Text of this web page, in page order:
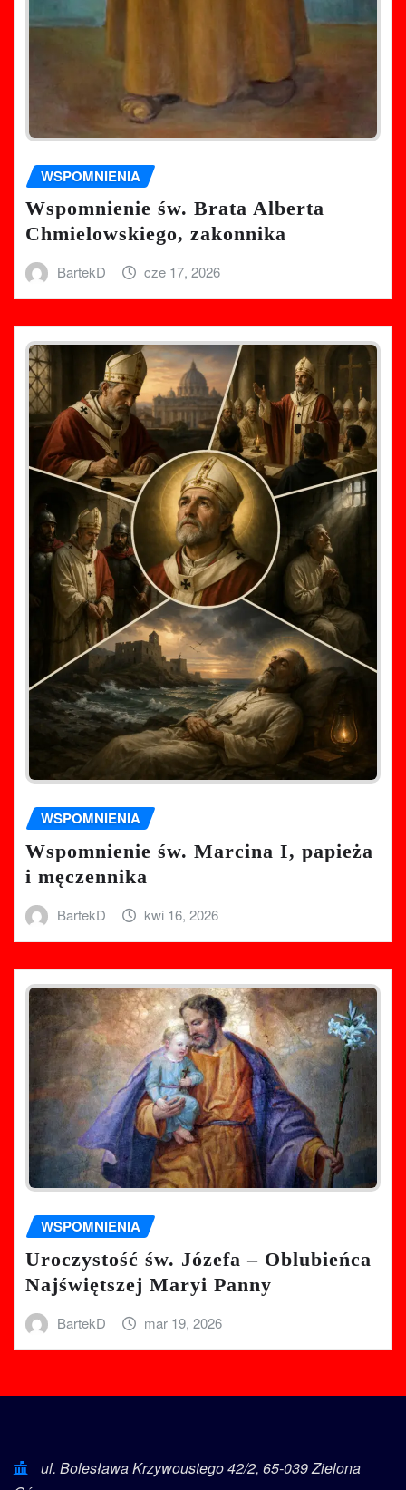
WSPOMNIENIA
Wspomnienie św. Brata Alberta
Chmielowskiego, zakonnika
BartekD cze 17, 2026
WSPOMNIENIA
Wspomnienie św. Marcina I, papieża
i męczennika
BartekD kwi 16, 2026
WSPOMNIENIA
Uroczystość św. Józefa – Oblubieńca
Najświętszej Maryi Panny
BartekD mar 19, 2026
ul. Bolesława Krzywoustego 42/2, 65-039 Zielona